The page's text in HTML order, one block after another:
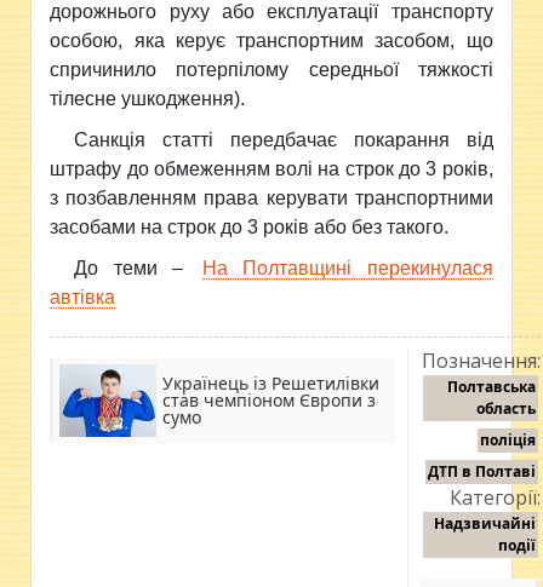
дорожнього руху або експлуатації транспорту
особою, яка керує транспортним засобом, що
спричинило потерпілому середньої тяжкості
тілесне ушкодження).
Санкція статті передбачає покарання від
штрафу до обмеженням волі на строк до 3 років,
з позбавленням права керувати транспортними
засобами на строк до 3 років або без такого.
До теми –
На Полтавщині перекинулася
автівка
Українець із Решетилівки
став чемпіоном Європи з
сумо
Позначення:
Полтавська
область
поліція
ДТП в Полтаві
Категорії:
Надзвичайні
події